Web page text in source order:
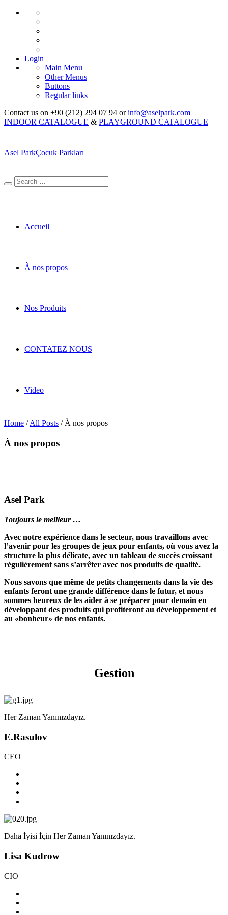
Login
Main Menu
Other Menus
Buttons
Regular links
Contact us on +90 (212) 294 07 94 orinfo@aselpark.com
INDOOR CATALOGUE & PLAYGROUND CATALOGUE
Asel ParkÇocuk Parkları
Accueil
À nos propos
Nos Produits
CONTATEZ NOUS
Video
Home /All Posts / À nos propos
À nos propos
Asel Park
Toujours le meilleur …
Avec notre expérience dans le secteur, nous travaillons avec
l’avenir pour les groupes de jeux pour enfants, où vous avez la
structure la plus délicate, avec un tableau de succès croissant
régulièrement sans s’arrêter avec nos produits de qualité.
Nous savons que même de petits changements dans la vie des
enfants feront une grande différence dans le futur, et nous
sommes heureux de les aider à se préparer pour demain en
développant des produits qui profiteront au développement et
au «bonheur» de nos enfants.
Gestion
Her Zaman Yanınızdayız.
E.Rasulov
CEO
Daha İyisi İçin Her Zaman Yanınızdayız.
Lisa Kudrow
CIO